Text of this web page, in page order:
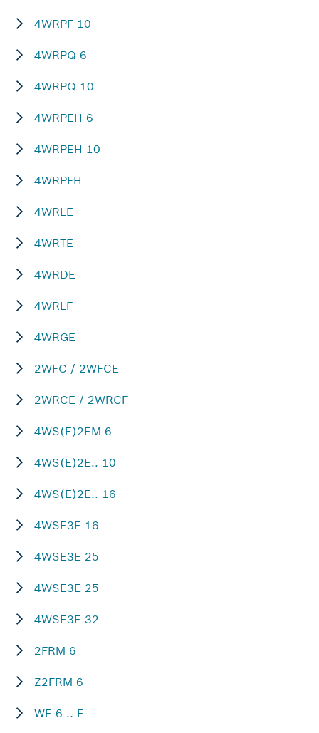
4WRPF 10
4WRPQ 6
4WRPQ 10
4WRPEH 6
4WRPEH 10
4WRPFH
4WRLE
4WRTE
4WRDE
4WRLF
4WRGE
2WFC / 2WFCE
2WRCE / 2WRCF
4WS(E)2EM 6
4WS(E)2E.. 10
4WS(E)2E.. 16
4WSE3E 16
4WSE3E 25
4WSE3E 25
4WSE3E 32
2FRM 6
Z2FRM 6
WE 6 .. E